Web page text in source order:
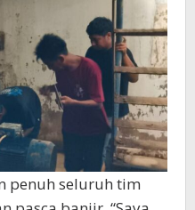
penuh seluruh tim